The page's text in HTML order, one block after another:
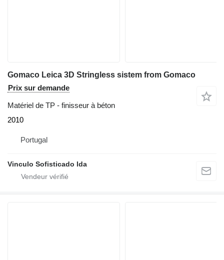
Gomaco Leica 3D Stringless sistem from Gomaco
Prix sur demande
Matériel de TP - finisseur à béton
2010
Portugal
Vinculo Sofisticado lda